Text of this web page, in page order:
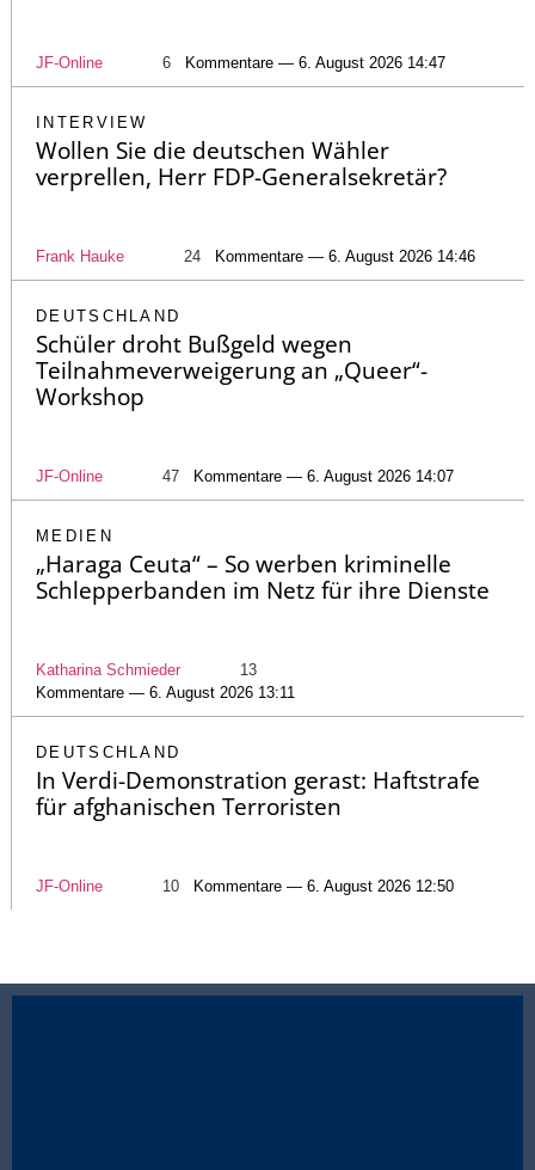
JF-Online 6 Kommentare — 6. August 2026 14:47
INTERVIEW
Wollen Sie die deutschen Wähler
verprellen, Herr FDP-Generalsekretär?
Frank Hauke 24 Kommentare — 6. August 2026 14:46
DEUTSCHLAND
Schüler droht Bußgeld wegen
Teilnahmeverweigerung an „Queer“-
Workshop
JF-Online 47 Kommentare — 6. August 2026 14:07
MEDIEN
„Haraga Ceuta“ – So werben kriminelle
Schlepperbanden im Netz für ihre Dienste
Katharina Schmieder
13
Kommentare — 6. August 2026 13:11
DEUTSCHLAND
In Verdi-Demonstration gerast: Haftstrafe
für afghanischen Terroristen
JF-Online 10 Kommentare — 6. August 2026 12:50